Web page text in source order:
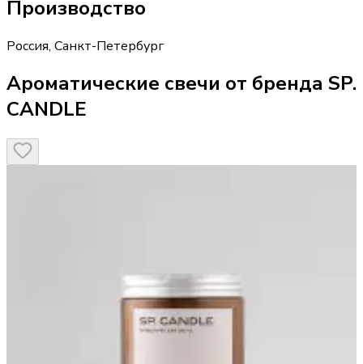
Производство
Россия, Санкт-Петербург
Ароматические свечи от бренда SP.
CANDLE